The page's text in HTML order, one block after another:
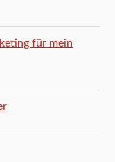
für mein